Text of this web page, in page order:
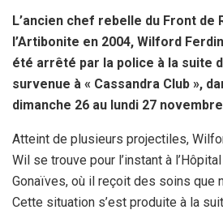
L’ancien chef rebelle du Front de
l’Artibonite en 2004, Wilford
été arrêté par la police à la suite
survenue à « Cassandra Club »,
dimanche 26 au lundi 27
Atteint de plusieurs projectiles,
Wil se trouve pour l’instant à
Gonaïves, où il reçoit des soins que
Cette situation s’est produite à la